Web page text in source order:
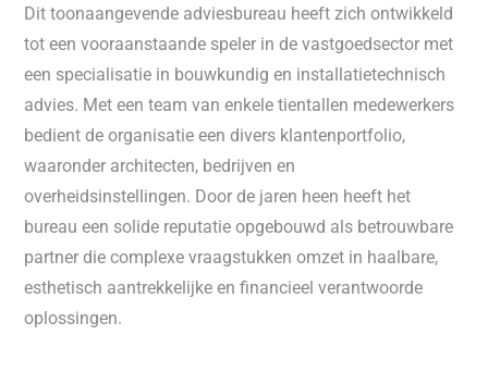
Dit toonaangevende adviesbureau heeft zich ontwikkeld
tot een vooraanstaande speler in de vastgoedsector met
een specialisatie in bouwkundig en installatietechnisch
advies. Met een team van enkele tientallen medewerkers
bedient de organisatie een divers klantenportfolio,
waaronder architecten, bedrijven en
overheidsinstellingen. Door de jaren heen heeft het
bureau een solide reputatie opgebouwd als betrouwbare
partner die complexe vraagstukken omzet in haalbare,
esthetisch aantrekkelijke en financieel verantwoorde
oplossingen.